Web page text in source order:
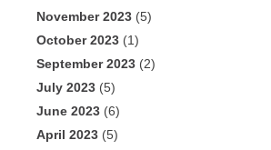
November 2023 (5)
October 2023 (1)
September 2023 (2)
July 2023 (5)
June 2023 (6)
April 2023 (5)